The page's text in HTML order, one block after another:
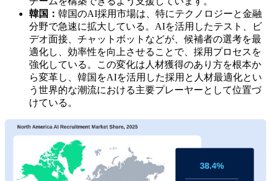
韓国： 韓国のAI採用市場は、特にテクノロジーと金融
分野で急速に拡大している。AIを活用したテスト、ビ
デオ面接、チャットボットなどが、候補者の選考を最
適化し、効率性を向上させることで、採用プロセスを
強化している。この変化は人材獲得のあり方を根本か
ら変革し、韓国をAIを活用した採用と人材最適化とい
う世界的な潮流における主要プレーヤーとして位置づ
けている。